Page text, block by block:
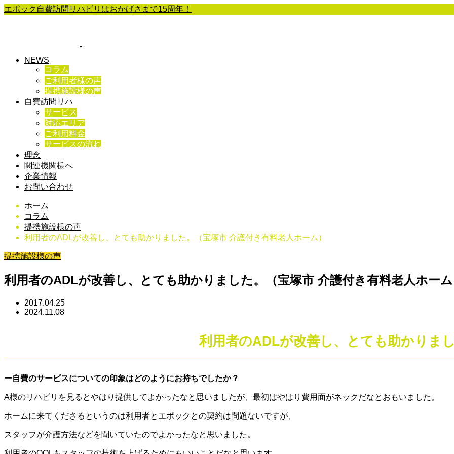
エポック自費訪問リハビリはおかげさまで15周年！
NEWS
コラム
ご利用者様の声
提携施設様の声
自費訪問リハ
サービス
対応エリア
ご利用料金
サービスの流れ
理念
関連機関様へ
企業情報
お問い合わせ
ホーム
コラム
提携施設様の声
利用者のADLが改善し、とても助かりました。（宝塚市 介護付き有料老人ホーム）
提携施設様の声
利用者のADLが改善し、とても助かりました。（宝塚市 介護付き有料老人ホーム
2017.04.25
2024.11.08
利用者のADLが改善し、とても助かりまし
ー自費のサービスについての印象はどのようにお持ちでしたか？
A様のリハビリを見るとやはり提供してよかったなと思いましたが、最初はやはり費用面がネックだなとおもいました。
ホームに来てくださるというのは利用者とエポックとの契約は問題ないですが、
スタッフが介護方法などを聞いていたのでよかったなと思いました。